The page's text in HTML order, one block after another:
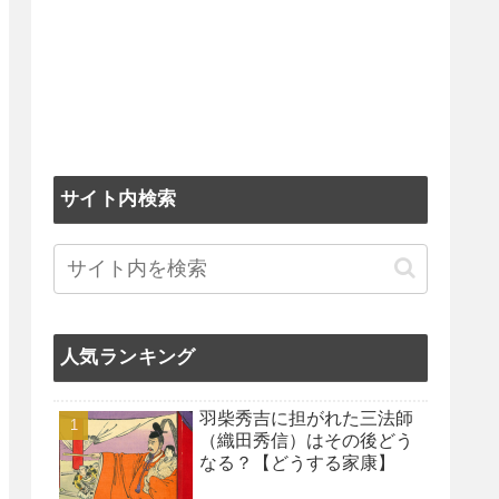
サイト内検索
人気ランキング
羽柴秀吉に担がれた三法師
（織田秀信）はその後どう
なる？【どうする家康】